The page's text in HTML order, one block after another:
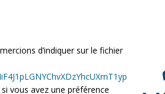
d’indiquer sur le fichier
vous avez une préférence